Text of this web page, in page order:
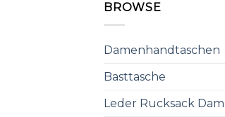
BROWSE
Damenhandtaschen
Basttasche
Leder Rucksack